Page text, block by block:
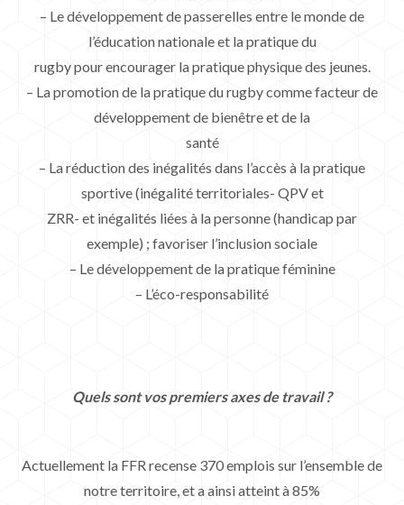
– Le développement de passerelles entre le monde de
l’éducation nationale et la pratique du
rugby pour encourager la pratique physique des jeunes.
– La promotion de la pratique du rugby comme facteur de
développement de bienêtre et de la
santé
– La réduction des inégalités dans l’accès à la pratique
sportive (inégalité territoriales- QPV et
ZRR- et inégalités liées à la personne (handicap par
exemple) ; favoriser l’inclusion sociale
– Le développement de la pratique féminine
– L’éco-responsabilité
Quels sont vos premiers axes de travail ?
Actuellement la FFR recense 370 emplois sur l’ensemble de
notre territoire, et a ainsi atteint à 85%